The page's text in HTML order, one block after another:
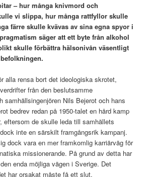
– hur många knivmord och
vi slippa, hur många rattfyllor skulle
färre skulle kvävas av sina egna spyor i
säger att ett byte från alkohol
skulle förbättra hälsonivån väsentligt
alla rensa bort det ideologiska skrotet,
från den beslutsamme
samhällsingenjören Nils Bejerot och hans
bedrev redan på 1950-talet en hård kamp
eftersom de skulle leda till samhällets
inte en särskilt framgångsrik kampanj.
dock vara en mer framkomlig karriärväg för
missionerande. På grund av detta har
enda möjliga vägen i Sverige. Det
har orsakat måste få ett slut.